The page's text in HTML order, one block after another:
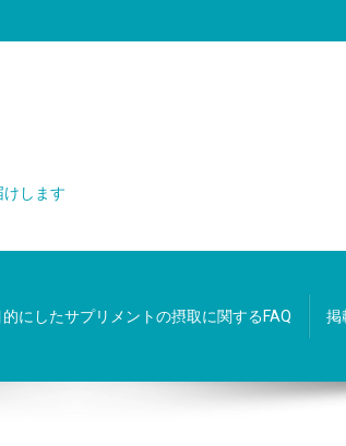
します
にしたサプリメントの摂取に関するFAQ 掲